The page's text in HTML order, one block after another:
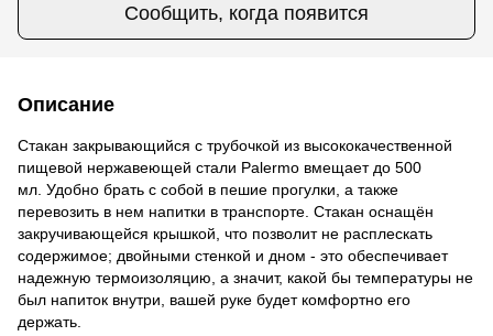
Сообщить, когда появится
Описание
Стакан закрывающийся с трубочкой из высококачественной
пищевой нержавеющей стали Palermo вмещает до 500
мл. Удобно брать с собой в пешие прогулки, а также
перевозить в нем напитки в транспорте. Стакан оснащён
закручивающейся крышкой, что позволит не расплескать
содержимое; двойными стенкой и дном - это обеспечивает
надежную термоизоляцию, а значит, какой бы температуры не
был напиток внутри, вашей руке будет комфортно его
держать.